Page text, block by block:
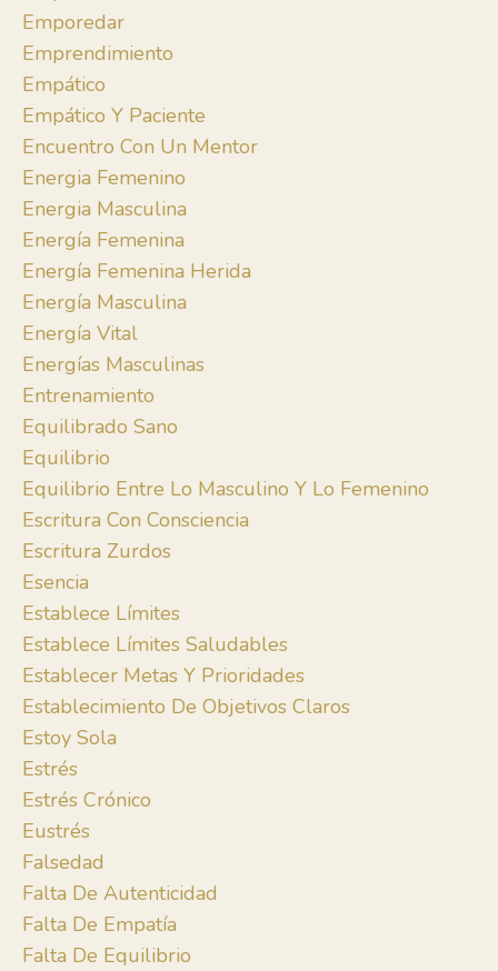
Emporedar
Emprendimiento
Empático
Empático Y Paciente
Encuentro Con Un Mentor
Energia Femenino
Energia Masculina
Energía Femenina
Energía Femenina Herida
Energía Masculina
Energía Vital
Energías Masculinas
Entrenamiento
Equilibrado Sano
Equilibrio
Equilibrio Entre Lo Masculino Y Lo Femenino
Escritura Con Consciencia
Escritura Zurdos
Esencia
Establece Límites
Establece Límites Saludables
Establecer Metas Y Prioridades
Establecimiento De Objetivos Claros
Estoy Sola
Estrés
Estrés Crónico
Eustrés
Falsedad
Falta De Autenticidad
Falta De Empatía
Falta De Equilibrio